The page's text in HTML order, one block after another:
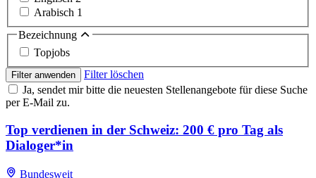
Arabisch 1
Bezeichnung
Topjobs
Filter anwenden
Filter löschen
Ja, sendet mir bitte die neuesten Stellenangebote für diese Suche
per E-Mail zu.
Top verdienen in der Schweiz: 200 € pro Tag als
Dialoger*in
Bundesweit